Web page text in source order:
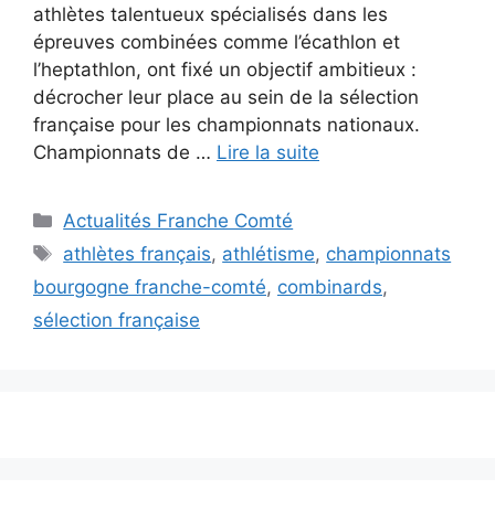
athlètes talentueux spécialisés dans les
épreuves combinées comme l’écathlon et
l’heptathlon, ont fixé un objectif ambitieux :
décrocher leur place au sein de la sélection
française pour les championnats nationaux.
Championnats de … Lire la suite
Catégories
Actualités Franche Comté
Étiquettes
athlètes français, athlétisme, championnats
bourgogne franche-comté, combinards,
sélection française